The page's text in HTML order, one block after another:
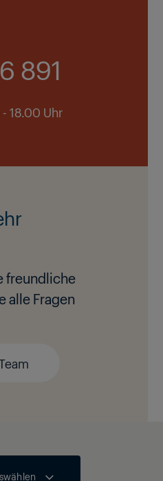
891
18.00 Uhr
freundliche
alle Fragen